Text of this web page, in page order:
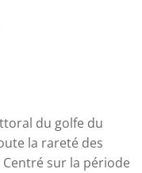
du golfe du
la rareté des
sur la période